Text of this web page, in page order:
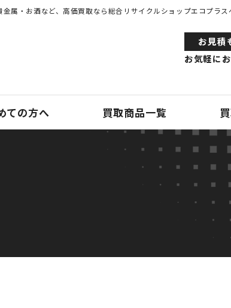
属・お酒など、⾼価買取なら総合リサイクルショップエコプラス
お⾒積
お気軽に
ての方へ 買取商品一覧